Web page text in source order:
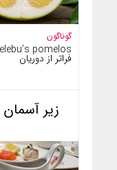
گوناگون
فراتر از دوریان
زیر آسمان